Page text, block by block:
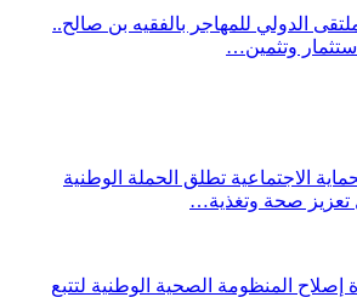
الدولي للمهاجر بالفقيه بن صالح..
وتثمين…
الاجتماعية تطلق الحملة الوطنية
تعزيز صحة وتغذية…
إصلاح المنظومة الصحية الوطنية لتتبع